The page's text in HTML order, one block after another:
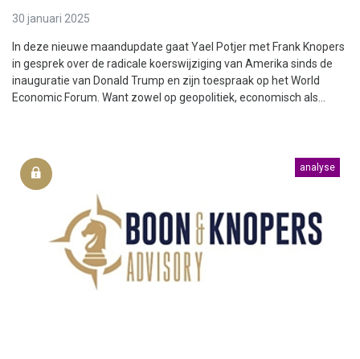
30 januari 2025
In deze nieuwe maandupdate gaat Yael Potjer met Frank Knopers
in gesprek over de radicale koerswijziging van Amerika sinds de
inauguratie van Donald Trump en zijn toespraak op het World
Economic Forum. Want zowel op geopolitiek, economisch als...
analyse